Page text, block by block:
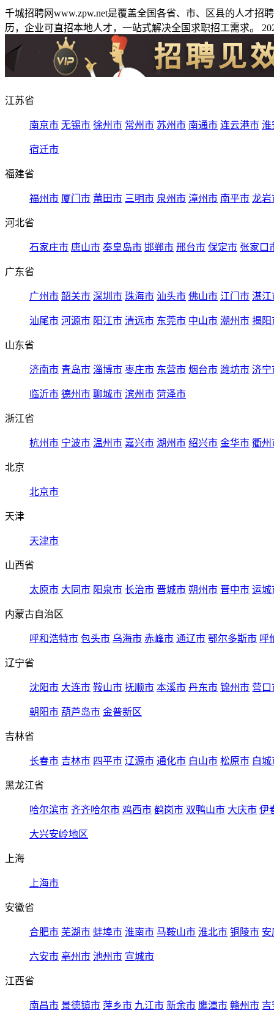
千城招聘网www.zpw.net是覆盖全国各省、市、区县的人才
历，企业可直招本地人才，一站式解决全国求职招工需求。
江苏省
南京市 无锡市 徐州市 常州市 苏州市 南通市 连云港市 淮
宿迁市
福建省
福州市 厦门市 莆田市 三明市 泉州市 漳州市 南平市 龙岩
河北省
石家庄市 唐山市 秦皇岛市 邯郸市 邢台市 保定市 张家口
广东省
广州市 韶关市 深圳市 珠海市 汕头市 佛山市 江门市 湛江
汕尾市 河源市 阳江市 清远市 东莞市 中山市 潮州市 揭阳
山东省
济南市 青岛市 淄博市 枣庄市 东营市 烟台市 潍坊市 济宁
临沂市 德州市 聊城市 滨州市 菏泽市
浙江省
杭州市 宁波市 温州市 嘉兴市 湖州市 绍兴市 金华市 衢州
北京
北京市
天津
天津市
山西省
太原市 大同市 阳泉市 长治市 晋城市 朔州市 晋中市 运城
内蒙古自治区
呼和浩特市 包头市 乌海市 赤峰市 通辽市 鄂尔多斯市 呼
辽宁省
沈阳市 大连市 鞍山市 抚顺市 本溪市 丹东市 锦州市 营口
朝阳市 葫芦岛市 金普新区
吉林省
长春市 吉林市 四平市 辽源市 通化市 白山市 松原市 白城
黑龙江省
哈尔滨市 齐齐哈尔市 鸡西市 鹤岗市 双鸭山市 大庆市 伊
大兴安岭地区
上海
上海市
安徽省
合肥市 芜湖市 蚌埠市 淮南市 马鞍山市 淮北市 铜陵市 安
六安市 亳州市 池州市 宣城市
江西省
南昌市 景德镇市 萍乡市 九江市 新余市 鹰潭市 赣州市 吉